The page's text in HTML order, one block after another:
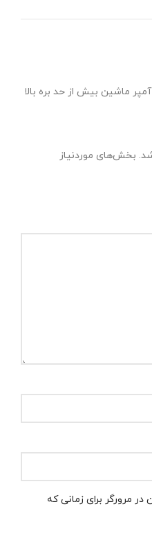
ماشین بیش از حد بره بالا
بخش‌های موردنیاز
مرورگر برای زمانی که